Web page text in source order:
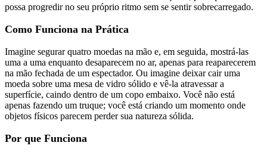
possa progredir no seu próprio ritmo sem se sentir sobrecarregado.
Como Funciona na Prática
Imagine segurar quatro moedas na mão e, em seguida, mostrá-las
uma a uma enquanto desaparecem no ar, apenas para reaparecerem
na mão fechada de um espectador. Ou imagine deixar cair uma
moeda sobre uma mesa de vidro sólido e vê-la atravessar a
superfície, caindo dentro de um copo embaixo. Você não está
apenas fazendo um truque; você está criando um momento onde
objetos físicos parecem perder sua natureza sólida.
Por que Funciona